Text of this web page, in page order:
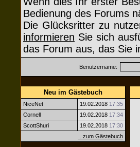
Bedienung des Forums
Die Glücksritter zu
informieren Sie sich
das Forum aus, das Sie
Benutzername:
Neu im Gästebuch
NiceNet 19.02.2018 17:35
Cornell
19.02.2018 17:34
ScottShuri
19.02.2018 17:30
...zum Gästebuch